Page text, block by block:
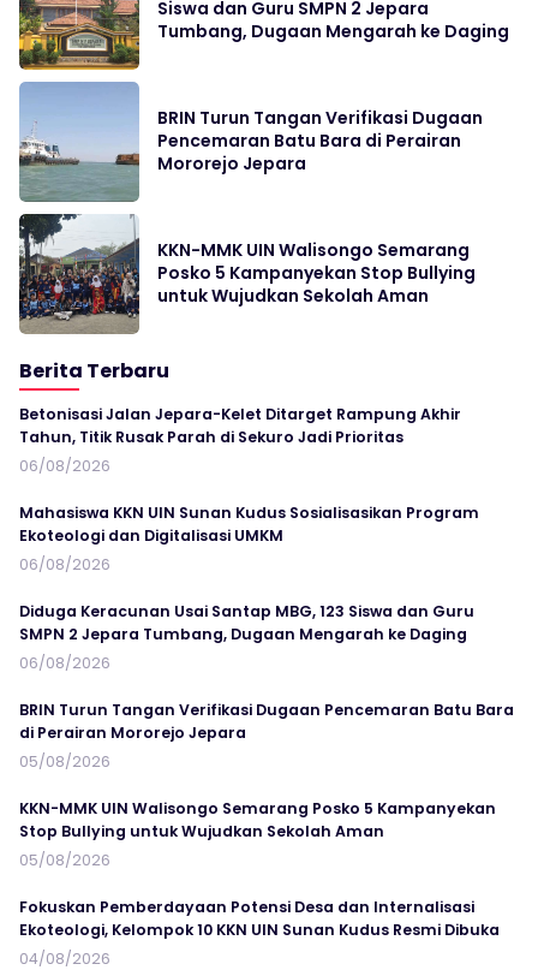
Siswa dan Guru SMPN 2 Jepara
Tumbang, Dugaan Mengarah ke Daging
BRIN Turun Tangan Verifikasi Dugaan
Pencemaran Batu Bara di Perairan
Mororejo Jepara
KKN-MMK UIN Walisongo Semarang
Posko 5 Kampanyekan Stop Bullying
untuk Wujudkan Sekolah Aman
Berita Terbaru
Betonisasi Jalan Jepara-Kelet Ditarget Rampung Akhir
Tahun, Titik Rusak Parah di Sekuro Jadi Prioritas
06/08/2026
Mahasiswa KKN UIN Sunan Kudus Sosialisasikan Program
Ekoteologi dan Digitalisasi UMKM
06/08/2026
Diduga Keracunan Usai Santap MBG, 123 Siswa dan Guru
SMPN 2 Jepara Tumbang, Dugaan Mengarah ke Daging
06/08/2026
BRIN Turun Tangan Verifikasi Dugaan Pencemaran Batu Bara
di Perairan Mororejo Jepara
05/08/2026
KKN-MMK UIN Walisongo Semarang Posko 5 Kampanyekan
Stop Bullying untuk Wujudkan Sekolah Aman
05/08/2026
Fokuskan Pemberdayaan Potensi Desa dan Internalisasi
Ekoteologi, Kelompok 10 KKN UIN Sunan Kudus Resmi Dibuka
04/08/2026